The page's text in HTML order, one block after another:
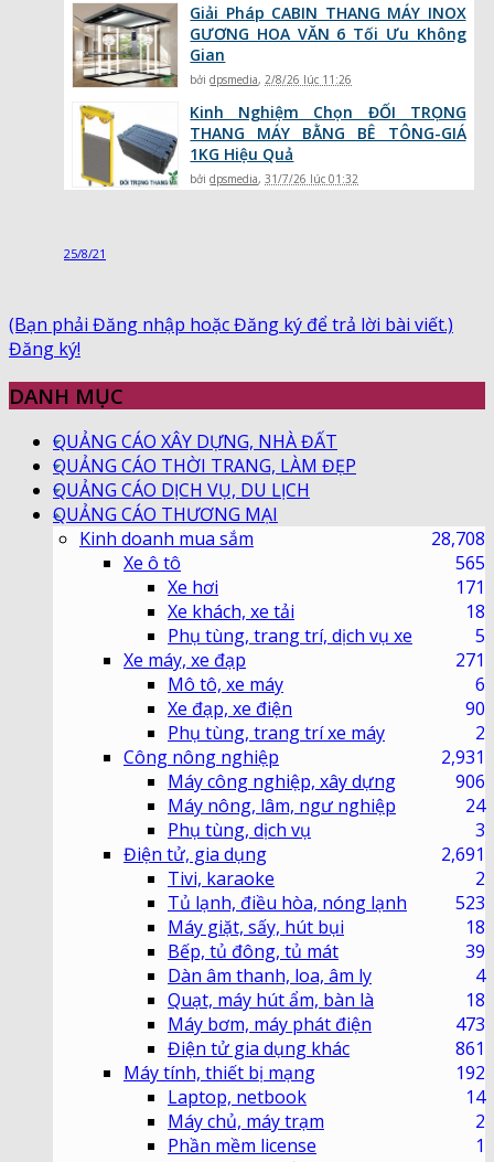
Giải Pháp CABIN THANG MÁY INOX
GƯƠNG HOA VĂN 6 Tối Ưu Không
Gian
bởidpsmedia,2/8/26 lúc 11:26
Kinh Nghiệm Chọn ĐỐI TRỌNG
THANG MÁY BẰNG BÊ TÔNG-GIÁ
1KG Hiệu Quả
bởidpsmedia,31/7/26 lúc 01:32
25/8/21
(Bạn phải Đăng nhập hoặc Đăng ký để trả lời bài viết.)
Đăng ký!
DANH MỤC
QUẢNG CÁO XÂY DỰNG, NHÀ ĐẤT
QUẢNG CÁO THỜI TRANG, LÀM ĐẸP
QUẢNG CÁO DỊCH VỤ, DU LỊCH
QUẢNG CÁO THƯƠNG MẠI
Kinh doanh mua sắm
28,708
Xe ô tô
565
Xe hơi
171
Xe khách, xe tải
18
Phụ tùng, trang trí, dịch vụ xe
5
Xe máy, xe đạp
271
Mô tô, xe máy
6
Xe đạp, xe điện
90
Phụ tùng, trang trí xe máy
2
Công nông nghiệp
2,931
Máy công nghiệp, xây dựng
906
Máy nông, lâm, ngư nghiệp
24
Phụ tùng, dịch vụ
3
Điện tử, gia dụng
2,691
Tivi, karaoke
2
Tủ lạnh, điều hòa, nóng lạnh
523
Máy giặt, sấy, hút bụi
18
Bếp, tủ đông, tủ mát
39
Dàn âm thanh, loa, âm ly
4
Quạt, máy hút ẩm, bàn là
18
Máy bơm, máy phát điện
473
Điện tử gia dụng khác
861
Máy tính, thiết bị mạng
192
Laptop, netbook
14
Máy chủ, máy trạm
2
Phần mềm license
1